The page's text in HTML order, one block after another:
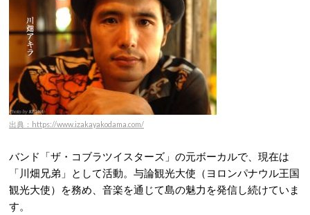
出典：https://www.izakayakodama.com/
バンド「ザ・コブラツイスターズ」の元ボーカルで、現在は
「川畑兄弟」として活動。与論観光大使（ヨロンパナウル王国
観光大使）を務め、音楽を通じて島の魅力を発信し続けていま
す。